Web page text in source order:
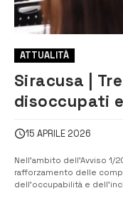
ATTUALITÀ
Siracusa |
disoccupati
15 APRILE 2026
Nell’ambito dell’Avviso
rafforzamento delle
dell’occupabilità e